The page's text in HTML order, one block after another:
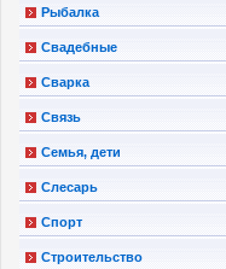
Рыбалка
Свадебные
Сварка
Связь
Семья, дети
Слесарь
Спорт
Строительство